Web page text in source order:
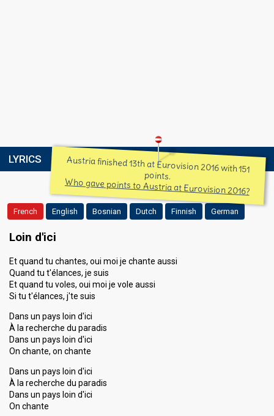
LYRICS Austria finished 13th at Eurovision 2016 with 151
points.
Who gave points to Austria at Eurovision 2016?
French English Bosnian Dutch Finnish German
Loin d'ici
Et quand tu chantes, oui moi je chante aussi
Quand tu t'élances, je suis
Et quand tu voles, oui moi je vole aussi
Si tu t'élances, j'te suis
Dans un pays loin d'ici
À la recherche du paradis
Dans un pays loin d'ici
On chante, on chante
Dans un pays loin d'ici
À la recherche du paradis
Dans un pays loin d'ici
On chante